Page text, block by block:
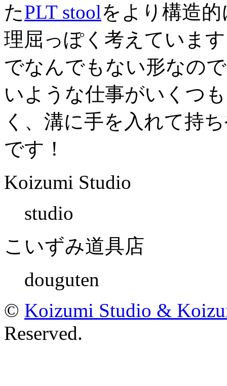
たPLT stoolをより構造
理屈っぽく考えていま
でなんでもない形なの
いような仕事がいくつ
く、溝に手を入れて持
です！
Koizumi Studio
studio
こいずみ道具店
douguten
© Koizumi Studio &
Reserved.